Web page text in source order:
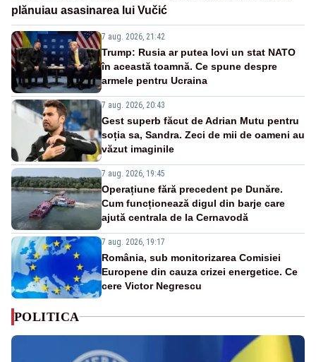
plănuiau asasinarea lui Vučić
7 aug. 2026, 21:42
Trump: Rusia ar putea lovi un stat NATO
în această toamnă. Ce spune despre
armele pentru Ucraina
7 aug. 2026, 20:43
Gest superb făcut de Adrian Mutu pentru
soția sa, Sandra. Zeci de mii de oameni au
văzut imaginile
7 aug. 2026, 19:45
Operațiune fără precedent pe Dunăre.
Cum funcționează digul din barje care
ajută centrala de la Cernavodă
7 aug. 2026, 19:17
România, sub monitorizarea Comisiei
Europene din cauza crizei energetice. Ce
cere Victor Negrescu
POLITICA